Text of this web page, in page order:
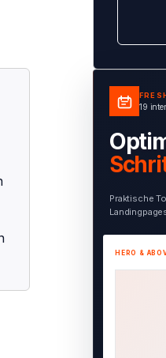
19
Praktische
HERO &